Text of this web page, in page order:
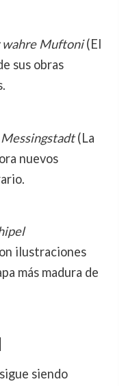
wahre Muftoni(El
sus obras
(La
nuevos
ilustraciones
más madura de
siendo